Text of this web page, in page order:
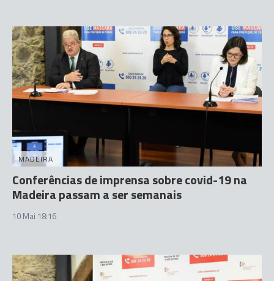
MADEIRA
Conferências de imprensa sobre covid-19 na
Madeira passam a ser semanais
10 Mai 18:16